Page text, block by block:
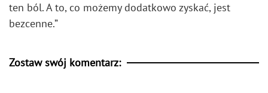
ten ból. A to, co możemy dodatkowo zyskać, jest
bezcenne.”
Zostaw swój komentarz: